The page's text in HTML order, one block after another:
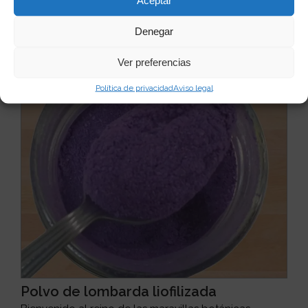
Denegar
Ver preferencias
Política de privacidadAviso legal
Ver producto
Polvo de lombarda liofilizada